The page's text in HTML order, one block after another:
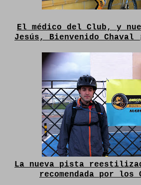
El médico del Club, y
Jesús, Bienvenido Chaval
La nueva pista
recomendada por los